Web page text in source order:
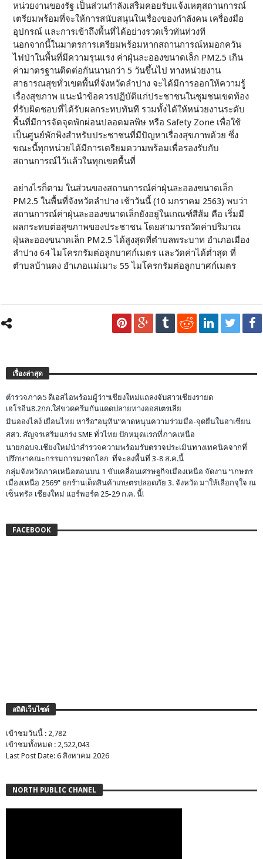
หน่วยงานของรัฐ เป็นส่วนกำลังเสริมคอยรับแจ้งเหตุสถานการณ์
เตรียมพร้อมที่จะให้การสนับสนุนในเรื่องของกำลังคน เครื่องมือ
อุปกรณ์ และการเข้าถึงพื้นที่ได้อย่างรวดเร็วทันท่วงที
นอกจากนี้ในมาตรการเตรียมพร้อมหากสถานการณ์หมอกควัน
ไฟป่าในพื้นที่มีความรุนแรง ค่าฝุ่นละอองขนาดเล็ก PM2.5 เกิน
ค่ามาตรฐานติดต่อกันนานกว่า 5 วันขึ้นไป ทางหน่วยงาน
สาธารณสุขทั่วเขตพื้นที่จังหวัดลำปาง จะได้มีการออกให้ความรู้
เรื่องสุขภาพ แนะนำข้อควรปฏิบัติแก่ประชาชนในชุมชนเขตท้อง
ที่รับผิดชอบที่ได้รับผลกระทบทันที รวมทั้งได้ให้หน่วยงานระดับ
พื้นที่มีการจัดจุดพักผ่อนปลอดมลพิษ หรือ Safety Zone เพื่อใช้
เป็นศูนย์พักพิงสำหรับประชาชนที่มีปัญหาเรื่องสุขภาพด้วย ซึ่ง
ขณะนี้ทุกหน่วยได้มีการเตรียมความพร้อมเพื่อรองรับกับ
สถานการณ์ไว้แล้วในทุกเขตพื้นที่
อย่างไรก็ตาม ในส่วนของสถานการณ์ค่าฝุ่นละอองขนาดเล็ก
PM2.5 ในพื้นที่จังหวัดลำปาง เช้าวันนี้ (10 มกราคม 2563) พบว่า
สถานการณ์ค่าฝุ่นละอองขนาดเล็กยังอยู่ในเกณฑ์สีส้ม คือ เริ่มมี
ผลกระทบต่อสุขภาพของประชาชน โดยสามารถวัดค่าปริมาณ
ฝุ่นละอองขนาดเล็ก PM2.5 ได้สูงสุดที่ตำบลพระบาท อำเภอเมือง
ลำปาง 64 ไมโครกรัมต่อลูกบาศก์เมตร และวัดค่าได้ต่ำสุด ที่
ตำบลบ้านดง อำเภอแม่เมาะ 55 ไมโครกรัมต่อลูกบาศก์เมตร
เรื่องล่าสุด
ตำรวจภาค5 ดีเอสไอพร้อมผู้ว่าฯเชียงใหม่แถลงจับสาวเชียงรายด
เฮโรอีน8.2กก.ใส่ขวดครีมกันแดดปลายทางออสเตรเลีย
มินอองไลง์ เยือนไทย หารือ”อนุทิน”คาดหนุนความร่วมมือ-จุดยืนในอาเซียน
สสว. สัญจรเสริมแกร่ง SME ทั่วไทย ปักหมุดแรกที่ภาคเหนือ
นายกอบจ.เชียงใหม่นำสำรวจความพร้อมรับตรวจประเมินทางเทคนิคจากที่
ปรึกษาคณะกรรมการมรดกโลก ที่จะลงพื้นที่ 3-8 ส.ค.นี้
กลุ่มจังหวัดภาคเหนือตอนบน 1 ขับเคลื่อนเศรษฐกิจเมืองเหนือ จัดงาน “เกษตร
เมืองเหนือ 2569” ยกร้านเด็ดสินค้าเกษตรปลอดภัย 3. จังหวัด มาให้เลือกจุใจ ณ
เซ็นทรัล เชียงใหม่ แอร์พอร์ต 25-29 ก.ค. นี้!
FACEBOOK
สถิติเว็บไซต์
เข้าชมวันนี้ : 2,782
เข้าชมทั้งหมด : 2,522,043
Last Post Date: 6 สิงหาคม 2026
NORTH PUBLIC CHANEL